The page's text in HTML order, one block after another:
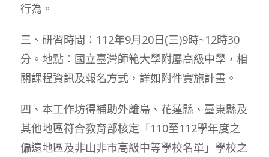
行為。
三、研習時間：112年9月20日(三)9時~12時30
分。地點：國立臺灣師範大學附屬高級中學，相
關課程資訊及報名方式，詳如附件實施計畫。
四、本工作坊得補助外離島、花蓮縣、臺東縣及
其他地區符合教育部核定「110至112學年度之
偏遠地區及非山非市高級中等學校名單」學校之